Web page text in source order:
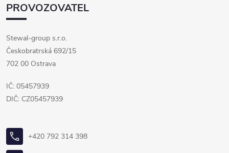
PROVOZOVATEL
Stewal-group s.r.o.
Českobratrská 692/15
702 00 Ostrava
IČ: 05457939
DIČ: CZ05457939
+420 792 314 398